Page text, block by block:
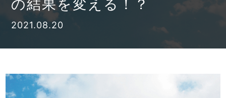
の結果を変える！？
2021.08.20